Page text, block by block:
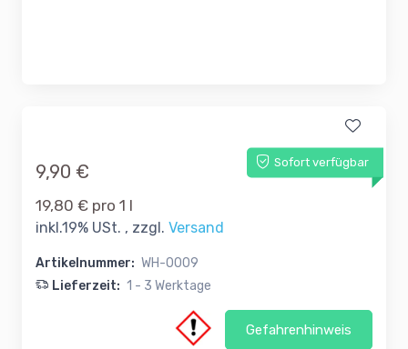
Sofort verfügbar
9,90 €
19,80 € pro 1 l
inkl.19% USt. , zzgl. Versand
Artikelnummer: WH-0009
Lieferzeit: 1 - 3 Werktage
Gefahrenhinweis